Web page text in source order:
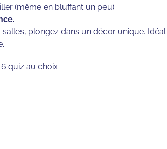
(même en bluffant un peu).
plongez dans un décor unique. Idéal
quiz au choix